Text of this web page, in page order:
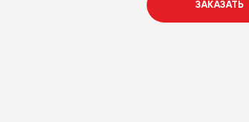
ЗАКАЗАТЬ